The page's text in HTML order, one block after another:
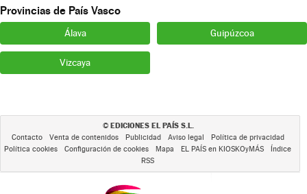
Provincias de País Vasco
Álava Guipúzcoa
Vizcaya
© EDICIONES EL PAÍS S.L.
Contacto Venta de contenidos Publicidad Aviso legal
Política de privacidad
Política cookies
Configuración de cookies Mapa EL PAÍS en KIOSKOyMÁS
Índice
RSS